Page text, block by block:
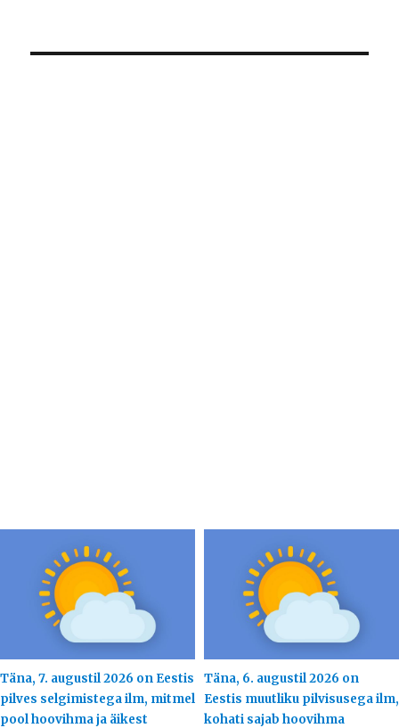
Täna, 7. augustil 2026 on Eestis
pilves selgimistega ilm, mitmel
pool hoovihma ja äikest
Täna, 6. augustil 2026 on
Eestis muutliku pilvisusega ilm,
kohati sajab hoovihma